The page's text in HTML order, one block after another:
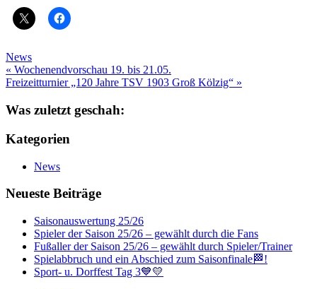
News
Beitragsnavigation
« Wochenendvorschau 19. bis 21.05.
Freizeitturnier „120 Jahre TSV 1903 Groß Kölzig“ »
Was zuletzt geschah:
Kategorien
News
Neueste Beiträge
Saisonauswertung 25/26
Spieler der Saison 25/26 – gewählt durch die Fans
Fußaller der Saison 25/26 – gewählt durch Spieler/Trainer
Spielabbruch und ein Abschied zum Saisonfinale🏁!
Sport- u. Dorffest Tag 3💙💛